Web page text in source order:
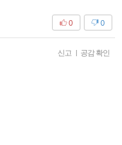
0
0
신고 | 공감 확인